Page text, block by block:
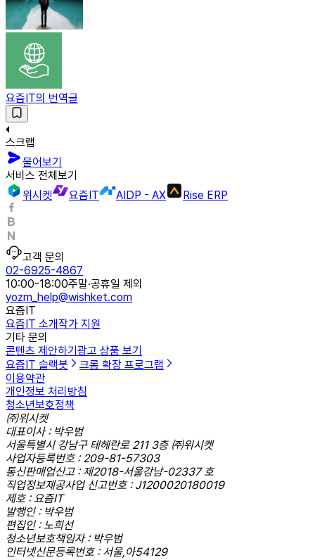
요즘IT의 번역글
스크랩
물어보기
서비스 전체보기
위시켓
요즘IT AIDP - AX Rise ERP
고객 문의
02-6925-4867
10:00-18:00주말·공휴일 제외
yozm_help@wishket.com
요즘IT
요즘IT 소개작가 지원
기타 문의
콘텐츠 제안하기 광고 상품 보기
요즘IT 슬랙봇
크롬 확장 프로그램
이용약관
개인정보 처리방침
청소년보호정책
㈜위시켓
대표이사 : 박우범
서울특별시 강남구 테헤란로 211 3층 ㈜위시켓
사업자등록번호 : 209-81-57303
통신판매업신고 : 제2018-서울강남-02337 호
직업정보제공사업 신고번호 : J1200020180019
제호 : 요즘IT
발행인 : 박우범
편집인 : 노희선
청소년보호책임자 : 박우범
인터넷신문등록번호 : 서울,아54129